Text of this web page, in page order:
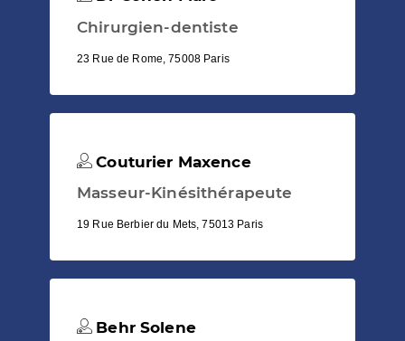
Chirurgien-dentiste
23 Rue de Rome, 75008 Paris
Couturier Maxence
Masseur-Kinésithérapeute
19 Rue Berbier du Mets, 75013 Paris
Behr Solene